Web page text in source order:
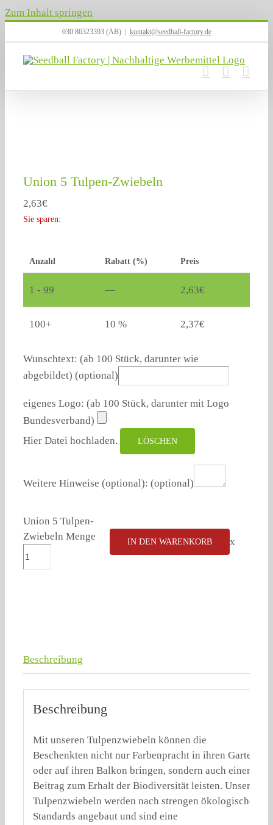
Zum Inhalt springen
030 86323393 (AB) kontakt@seedball-factory.de
Union 5 Tulpen-Zwiebeln
2,63€
Sie sparen:
Anzahl Rabatt (%) Preis
1 - 99 — 2,63€
100+ 10 % 2,37€
Wunschtext: (ab 100 Stück, darunter wie
abgebildet) (optional)
eigenes Logo: (ab 100 Stück, darunter mit Logo
Bundesverband)
Hier Datei hochladen.
LÖSCHEN
Weitere Hinweise (optional): (optional)
Union 5 Tulpen-
Zwiebeln Menge
IN DEN WARENKORB x
Beschreibung
Beschreibung
Mit unseren Tulpenzwiebeln können die
Beschenkten nicht nur Farbenpracht in ihren Garten
oder auf ihren Balkon bringen, sondern auch einen
Beitrag zum Erhalt der Biodiversität leisten. Unsere
Tulpenzwiebeln werden nach strengen ökologischen
Standards angebaut und sind eine